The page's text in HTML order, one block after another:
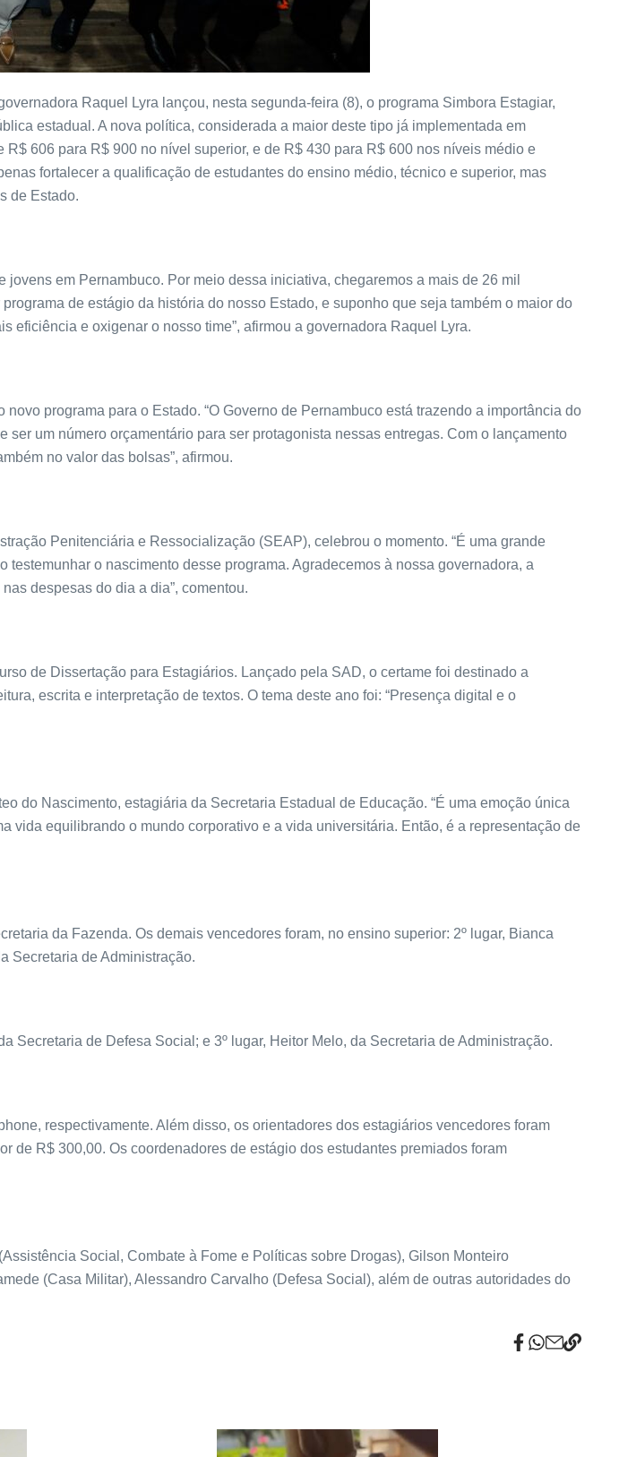
Raquel Lyra lançou, nesta segunda-feira (8), o programa Simbora Estagiar,
estadual. A nova política, considerada a maior deste tipo já implementada em
606 para R$ 900 no nível superior, e de R$ 430 para R$ 600 nos níveis médio e
fortalecer a qualificação de estudantes do ensino médio, técnico e superior, mas
de Estado.
em Pernambuco. Por meio dessa iniciativa, chegaremos a mais de 26 mil
de estágio da história do nosso Estado, e suponho que seja também o maior do
eficiência e oxigenar o nosso time”, afirmou a governadora Raquel Lyra.
programa para o Estado. “O Governo de Pernambuco está trazendo a importância do
um número orçamentário para ser protagonista nessas entregas. Com o lançamento
no valor das bolsas”, afirmou.
Penitenciária e Ressocialização (SEAP), celebrou o momento. “É uma grande
o nascimento desse programa. Agradecemos à nossa governadora, a
despesas do dia a dia”, comentou.
de Dissertação para Estagiários. Lançado pela SAD, o certame foi destinado a
escrita e interpretação de textos. O tema deste ano foi: “Presença digital e o
do Nascimento, estagiária da Secretaria Estadual de Educação. “É uma emoção única
vida equilibrando o mundo corporativo e a vida universitária. Então, é a representação de
da Fazenda. Os demais vencedores foram, no ensino superior: 2º lugar, Bianca
Secretaria de Administração.
Secretaria de Defesa Social; e 3º lugar, Heitor Melo, da Secretaria de Administração.
respectivamente. Além disso, os orientadores dos estagiários vencedores foram
de R$ 300,00. Os coordenadores de estágio dos estudantes premiados foram
Social, Combate à Fome e Políticas sobre Drogas), Gilson Monteiro
(Casa Militar), Alessandro Carvalho (Defesa Social), além de outras autoridades do